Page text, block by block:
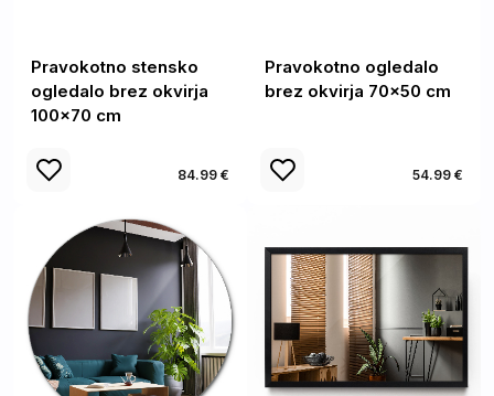
Pravokotno stensko
ogledalo brez okvirja
100x70 cm
84.99 €
Pravokotno ogledalo
brez okvirja 70x50 cm
54.99 €